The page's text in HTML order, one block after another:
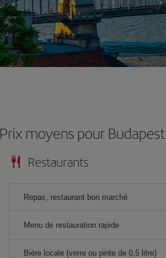
Prix ​​moyens pour Budapest
Restaurants
Repas, restaurant bon marché
Menu de restauration rapide
Bière locale (verre ou pinte de 0,5 litre)